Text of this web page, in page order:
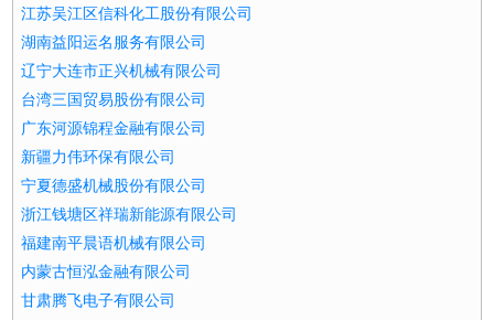
江苏吴江区信科化工股份有限公司
湖南益阳运名服务有限公司
辽宁大连市正兴机械有限公司
台湾三国贸易股份有限公司
广东河源锦程金融有限公司
新疆力伟环保有限公司
宁夏德盛机械股份有限公司
浙江钱塘区祥瑞新能源有限公司
福建南平晨语机械有限公司
内蒙古恒泓金融有限公司
甘肃腾飞电子有限公司